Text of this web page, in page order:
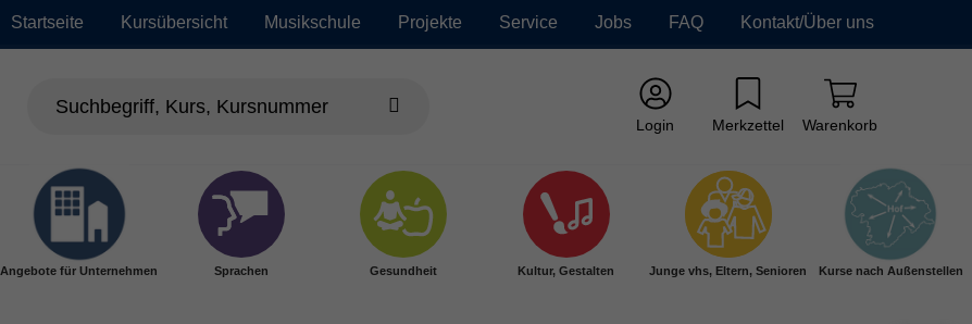
Startseite Kursübersicht Musikschule Projekte Service Jobs FAQ Kontakt/Über uns
Login Merkzettel Warenkorb
Angebote für Unternehmen Sprachen Gesundheit Kultur, Gestalten Junge vhs, Eltern, Senioren Kurse nach Außenstellen